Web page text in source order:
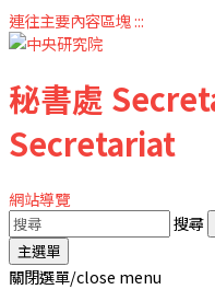
連往主要內容區塊:::
秘書處
Secretariat
網站導覽
搜尋
主選單
關閉選單/close menu